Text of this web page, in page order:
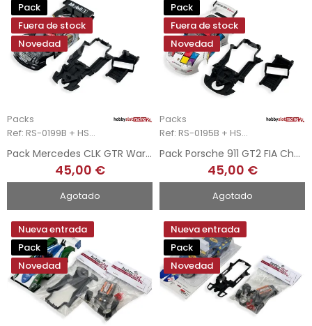
Pack
Fuera de stock
Novedad
Packs
Ref: RS-0199B + HSR-2126
Pack Mercedes CLK GTR Warsteiner + Chasis 3DP + Soporte Motor AW 3DP
45,00 €
Agotado
Pack
Fuera de stock
Novedad
Packs
Ref: RS-0195B + HSR-2113
Pack Porsche 911 GT2 FIA Champ + Chasis 3DP + Soporte Motor AW 3DP
45,00 €
Agotado
Nueva entrada
Pack
Novedad
Nueva entrada
Pack
Novedad